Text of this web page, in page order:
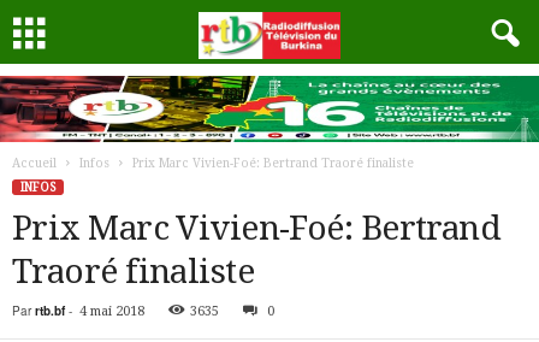
Accueil Infos
Prix Marc Vivien-Foé: Bertrand Traoré finaliste
INFOS
Prix Marc Vivien-Foé: Bertrand
Traoré finaliste
Par rtb.bf- 4 mai 2018 3635 0